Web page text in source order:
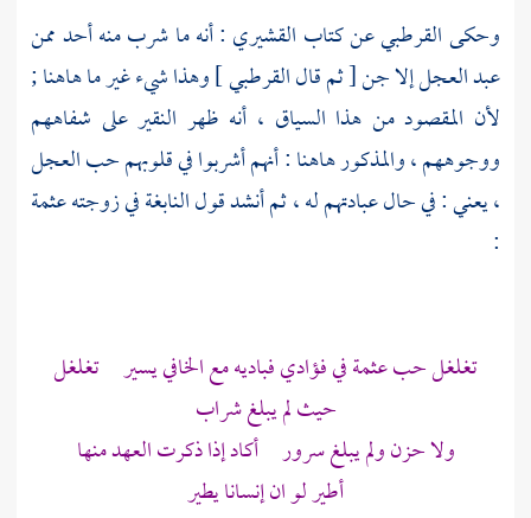
وحكىالقرطبيعن كتاب القشيري : أنه ما شرب منه أحد ممن
عبد العجل إلا جن [ ثم قالالقرطبي] وهذا شيء غير ما هاهنا ;
لأن المقصود من هذا السياق ، أنه ظهر النقير على شفاههم
ووجوههم ، والمذكور هاهنا : أنهم أشربوا في قلوبهم حب العجل
، يعني : في حال عبادتهم له ، ثم أنشد قولالنابغةفي زوجته عثمة
:
تغلغل حب عثمة في فؤادي فباديه مع الخافي يسير تغلغل
حيث لم يبلغ شراب
ولا حزن ولم يبلغ سرور أكاد إذا ذكرت العهد منها
أطير لو ان إنسانا يطير